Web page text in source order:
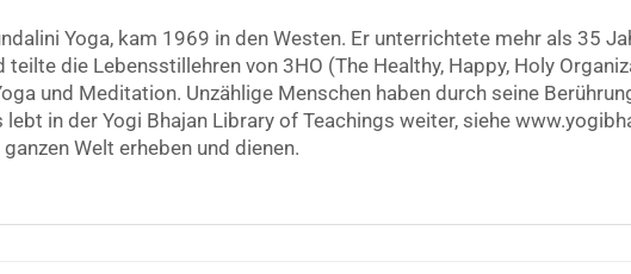
Yoga, kam 1969 in den Westen. Er unterrichtete mehr als 35
teilte die Lebensstillehren von 3HO (The Healthy, Happy, Holy
und Meditation. Unzählige Menschen haben durch seine
in der Yogi Bhajan Library of Teachings weiter, siehe
Welt erheben und dienen.